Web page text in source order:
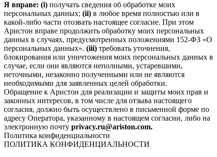
Я вправе: (i) получать сведения об обработке моих
персональных данных; (ii) в любое время полностью или в
какой-либо части отозвать настоящее согласие. При этом
Аристон вправе продолжить обработку моих персональных
данных в случаях, предусмотренных положениями 152-ФЗ «О
персональных данных». (iii) требовать уточнения,
блокирования или уничтожения моих персональных данных в
случае, если они являются неполными, устаревшими,
неточными, незаконно полученными или не являются
необходимыми для заявленных целей обработки.
Обращение к Аристон для реализации и защиты моих прав и
законных интересов, в том числе для отзыва настоящего
согласия, должно быть осуществлено в письменной форме по
адресу Оператора, указанному в настоящем согласии, либо на
электронную почту privacy.ru@ariston.com.
Политика конфиденциальности
ПОЛИТИКА КОНФИДЕНЦИАЛЬНОСТИ